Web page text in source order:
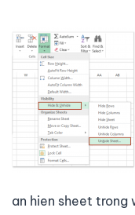
an hien sheet trong